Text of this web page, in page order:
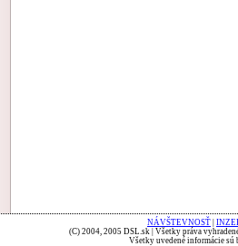
NÁVŠTEVNOSŤ
(C) 2004, 2005 DSL.sk | Všetky práva
Všetky uvedené informácie sú